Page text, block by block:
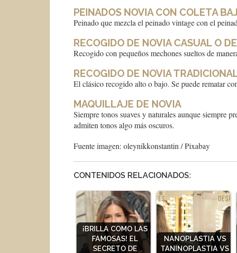
PEINADOS NOVIA CON COLETA
Peinado que mezcla el peinado vintage con el
RECOGIDO DE NOVIA CASUAL O
Recogido con pequeños mechones sueltos de
RECOGIDO DE NOVIA
El clásico recogido alto o bajo. Se puede rematar
MAQUILLAJE DE NOVIA
Siempre tonos suaves y naturales aunque siempre
admiten tonos algo más oscuros.
Fuente imagen: oleynikkonstantin / Pixabay
CONTENIDOS RELACIONADOS:
¡BRILLA COMO LAS
FAMOSAS! EL
SECRETO DE
NANOPLASTIA VS
TANINOPLASTIA VS